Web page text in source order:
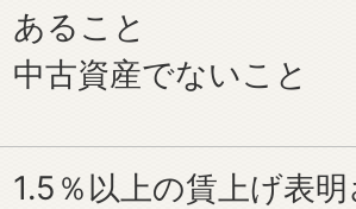
あること
中古資産でないこと
1.5％以上の賃上げ表